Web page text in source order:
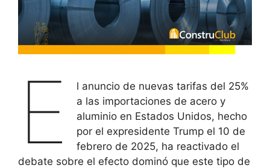
E
l anuncio de nuevas tarifas del 25%
a las importaciones de acero y
aluminio en Estados Unidos, hecho
por el expresidente Trump el 10 de
febrero de 2025, ha reactivado el
debate sobre el efecto dominó que este tipo de